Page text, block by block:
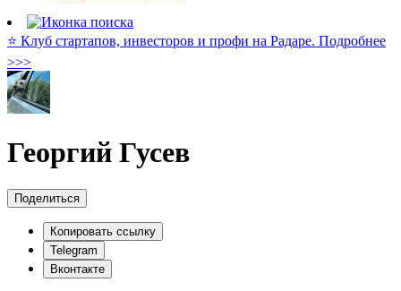
⭐️ Клуб стартапов, инвесторов и профи на Радаре. Подробнее
>>>
Георгий Гусев
Поделиться
Копировать ссылку
Telegram
Вконтакте